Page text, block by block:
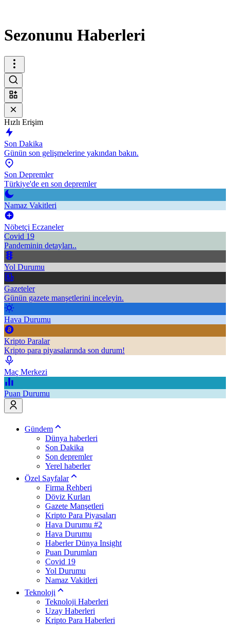
Sezonunu Haberleri
Hızlı Erişim
Son Dakika
Günün son gelişmelerine yakından bakın.
Son Depremler
Türkiye'de en son depremler
Namaz Vakitleri
Nöbetçi Eczaneler
Covid 19
Pandeminin detayları..
Yol Durumu
Gazeteler
Günün gazete manşetlerini inceleyin.
Hava Durumu
Kripto Paralar
Kripto para piyasalarında son durum!
Maç Merkezi
Puan Durumu
Gündem
Dünya haberleri
Son Dakika
Son depremler
Yerel haberler
Özel Sayfalar
Firma Rehberi
Döviz Kurları
Gazete Manşetleri
Kripto Para Piyasaları
Hava Durumu #2
Hava Durumu
Haberler Dünya Insight
Puan Durumları
Covid 19
Yol Durumu
Namaz Vakitleri
Teknoloji
Teknoloji Haberleri
Uzay Haberleri
Kripto Para Haberleri